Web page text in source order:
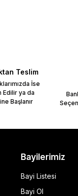
Teslim
İse
Edilir ya da
Başlanır
Bayilerimiz
Bayi Listesi
Bayi Ol